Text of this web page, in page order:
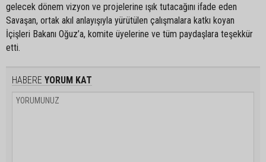
gelecek dönem vizyon ve projelerine ışık tutacağını ifade eden
Savaşan, ortak akıl anlayışıyla yürütülen çalışmalara katkı koyan
İçişleri Bakanı Oğuz’a, komite üyelerine ve tüm paydaşlara teşekkür
etti.
HABERE YORUM KAT